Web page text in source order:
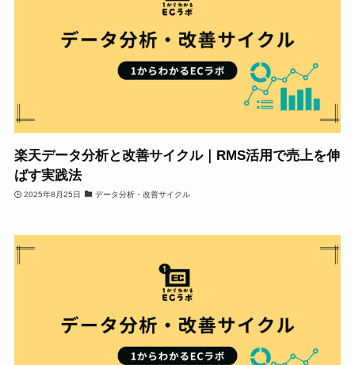
楽天データ分析と改善サイクル｜RMS活用で売上を伸
ばす実践法
2025年8月25日 データ分析・改善サイクル